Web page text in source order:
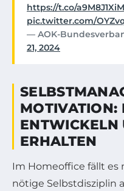
https://t.co/
pic.twitter.com/
— AOK-
21, 2024
MOTIVATION:
ENTWICKELN
ERHALTEN
Im Homeoffice fällt es
nötige Selbstdisziplin